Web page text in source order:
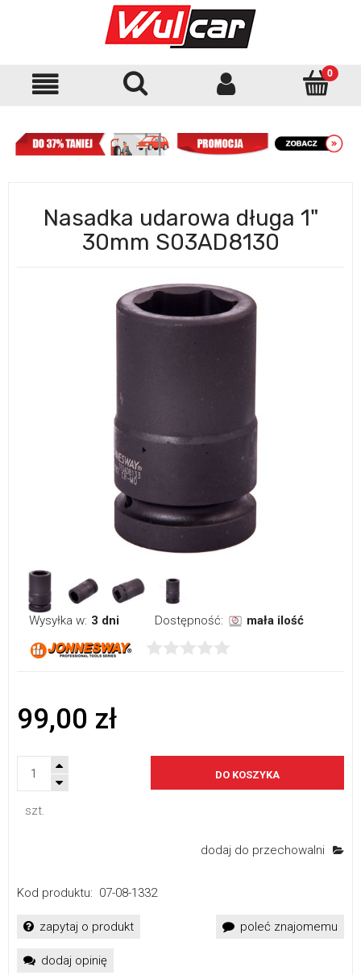
Nasadka udarowa długa 1"
30mm S03AD8130
Wysyłka w: 3 dni Dostępność: mała ilość
99,00 zł
szt.
DO KOSZYKA
dodaj do przechowalni
Kod produktu: 07-08-1332
zapytaj o produkt poleć znajomemu
dodaj opinię